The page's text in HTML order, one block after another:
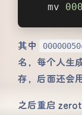
mv
其中
名，每个人生
存，后面还会
之后重启